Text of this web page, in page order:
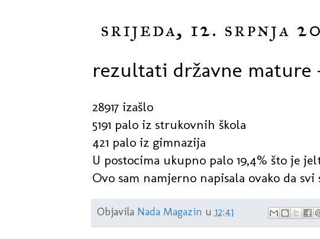
srijeda, 12. srpnja
rezultati državne
28917 izašlo
5191 palo iz strukovnih škola
421 palo iz gimnazija
U postocima ukupno palo 19,4% što je
Ovo sam namjerno napisala ovako da
Objavila Nada Magazin u 12:41